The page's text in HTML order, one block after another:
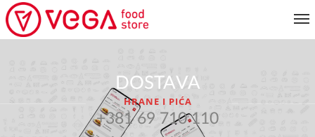
KORISNIČKI SERVISDOSTAVA
HRANE I PIĆA
+381 69 710 110